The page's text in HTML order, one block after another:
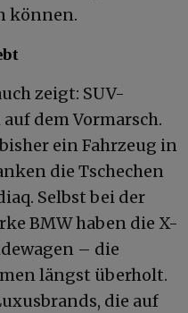
können.
zeigt: SUV-
dem Vormarsch.
ein Fahrzeug in
die Tschechen
Selbst bei der
BMW haben die X-
– die
längst überholt.
die auf